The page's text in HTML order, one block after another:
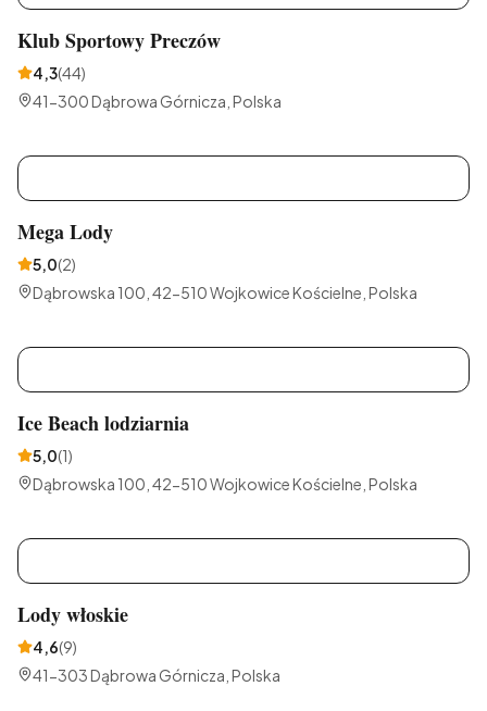
Klub Sportowy Preczów
4,3(44)
41-300 Dąbrowa Górnicza, Polska
Mega Lody
5,0(2)
Dąbrowska 100, 42-510 Wojkowice Kościelne, Polska
Ice Beach lodziarnia
5,0(1)
Dąbrowska 100, 42-510 Wojkowice Kościelne, Polska
Lody włoskie
4,6(9)
41-303 Dąbrowa Górnicza, Polska